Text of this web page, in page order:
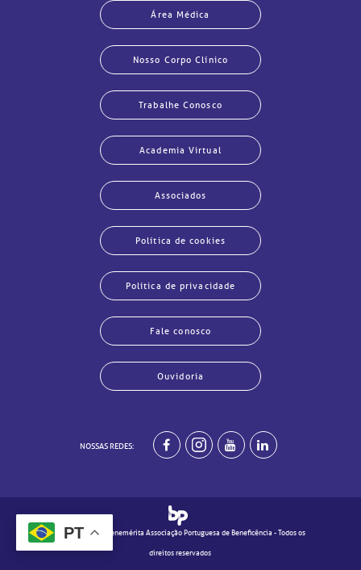
Área Médica
Nosso Corpo Clínico
Trabalhe Conosco
Academia Virtual
Associados
Política de cookies
Política de privacidade
Fale conosco
Ouvidoria
NOSSAS REDES:
© 2020 - Real e Benemérita Associação Portuguesa de Beneficência - Todos os
direitos reservados
PT